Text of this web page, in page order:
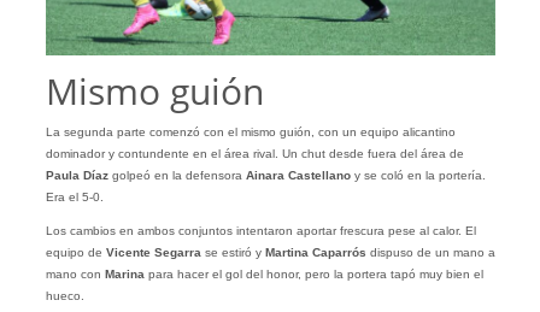
Mismo guión
La segunda parte comenzó con el mismo guión, con un equipo alicantino
dominador y contundente en el área rival. Un chut desde fuera del área de
Paula Díazgolpeó en la defensora Ainara Castellanoy se coló en la portería.
Era el 5-0.
Los cambios en ambos conjuntos intentaron aportar frescura pese al calor. El
equipo de Vicente Segarra se estiró y Martina Caparrós dispuso de un mano a
mano con Marina para hacer el gol del honor, pero la portera tapó muy bien el
hueco.